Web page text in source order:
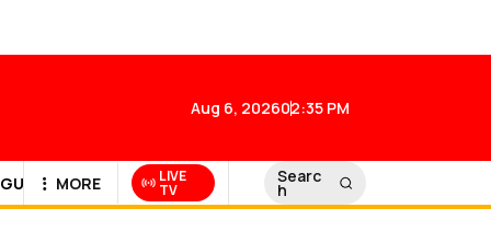
Aug 6, 202602:35 PM
GULF NEWS
MORE LIVE
TV
Searc
h